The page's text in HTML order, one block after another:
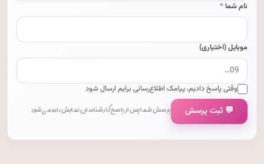
نام شما*
موبایل (اختیاری)
وقتی پاسخ دادیم، پیامک اطلاع‌رسانی برایم ارسال شود
💬 ثبت پرسش پرسش شما پس از پاسخ کارشناسان نمایش داده می‌شود.